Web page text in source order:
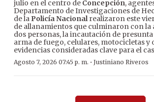
julio en el centro de Concepción,
Departamento de Investigaciones de
de la Policía Nacionalrealizaron este
de allanamientos que culminaron con la
dos personas, la incautación de
arma de fuego, celulares, motocicletas y
evidencias consideradas clave para el
Agosto 7, 2026 07:45 p. m. · Justiniano Riveros